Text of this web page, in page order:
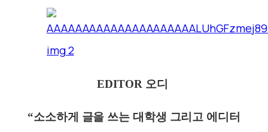
EDITOR 오디
“소소하게 글을 쓰는 대학생 그리고 에디터